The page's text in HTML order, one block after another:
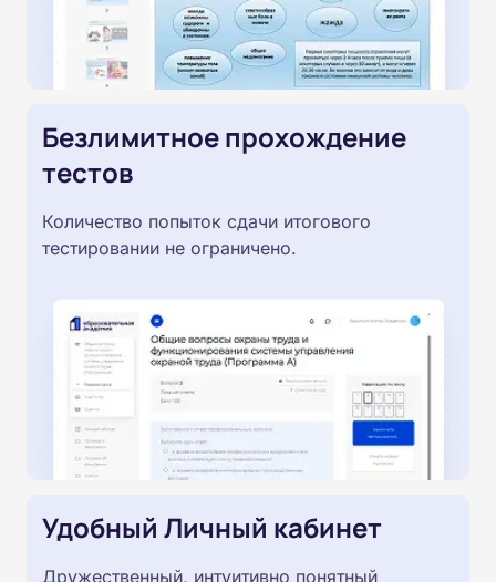
Безлимитное прохождение
тестов
Количество попыток сдачи итогового
тестировании не ограничено.
Удобный Личный кабинет
Дружественный, интуитивно понятный